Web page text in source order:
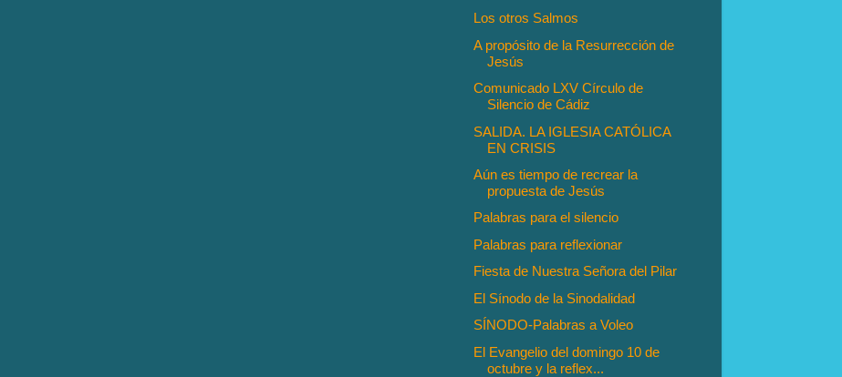
Los otros Salmos
A propósito de la Resurrección de
Jesús
Comunicado LXV Círculo de
Silencio de Cádiz
SALIDA. LA IGLESIA CATÓLICA
EN CRISIS
Aún es tiempo de recrear la
propuesta de Jesús
Palabras para el silencio
Palabras para reflexionar
Fiesta de Nuestra Señora del Pilar
El Sínodo de la Sinodalidad
SÍNODO-Palabras a Voleo
El Evangelio del domingo 10 de
octubre y la reflex...